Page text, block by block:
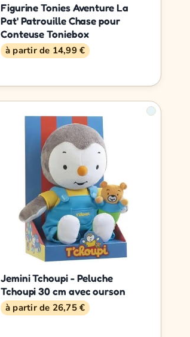
Figurine Tonies Aventure La
Pat' Patrouille Chase pour
Conteuse Toniebox
à partir de 14,99 €
Jemini Tchoupi - Peluche
Tchoupi 30 cm avec ourson
à partir de 26,75 €